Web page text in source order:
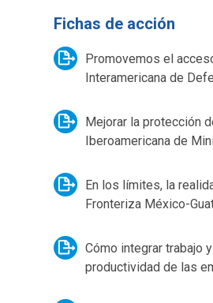
Fichas de acción
Promovemos el
Interamericana de
Mejorar la protección
Iberoamericana de
En los límites, la
Fronteriza México-
Cómo integrar trabajo
productividad de las